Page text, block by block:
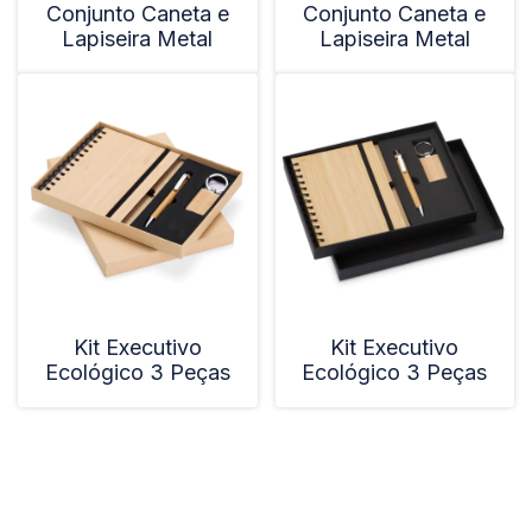
Conjunto Caneta e
Lapiseira Metal
Conjunto Caneta e
Lapiseira Metal
Kit Executivo
Ecológico 3 Peças
Kit Executivo
Ecológico 3 Peças